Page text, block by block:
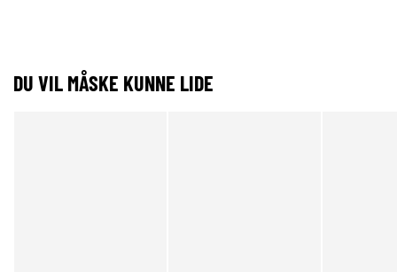
DU VIL MÅSKE KUNNE LIDE